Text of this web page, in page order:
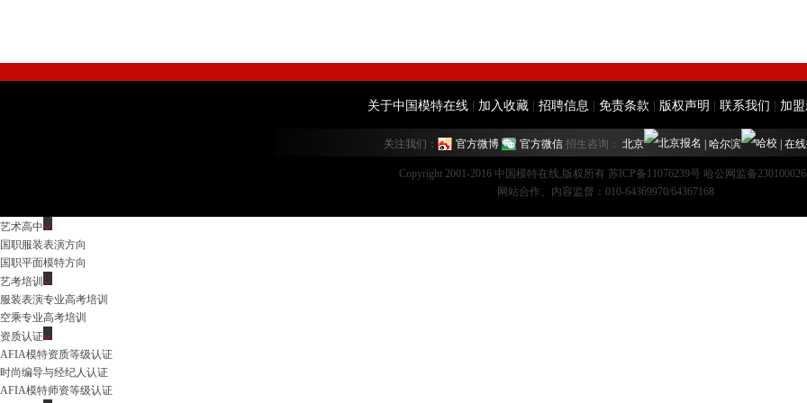
关于中国模特在线 加入收藏 招聘信息 免责条款 版权声明 联系我们 加
关注我们： 官方微博 官方微信 招生咨询： 北京 | 哈尔滨 | 在
Copyright 2001-2016 中国模特在线,版权所有 苏ICP备11076239号 哈公网监备
网站合作、内容监督：010-64369970/64367168
艺术高中
国职服装表演方向
国职平面模特方向
艺考培训
服装表演专业高考培训
空乘专业高考培训
资质认证
AFIA模特资质等级认证
时尚编导与经纪人认证
AFIA模特师资等级认证